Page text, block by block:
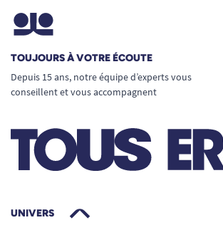
TOUJOURS À VOTRE ÉCOUTE
Depuis 15 ans, notre équipe d’experts vous
conseillent et vous accompagnent
UNIVERS